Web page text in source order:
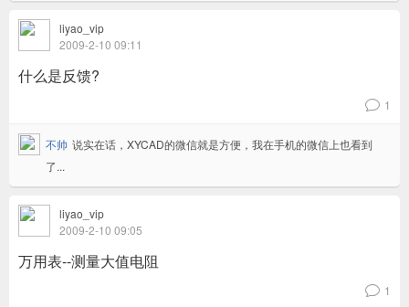
liyao_vip
2009-2-10 09:11
什么是反馈?
v 1
不帅 说实在话，XYCAD的微信就是方便，我在手机的微信上也看到
了...
liyao_vip
2009-2-10 09:05
万用表--测量大值电阻
v 1